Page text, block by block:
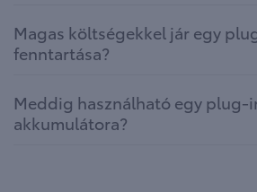
Magas költségekkel jár egy
fenntartása?
Meddig használható egy
akkumulátora?